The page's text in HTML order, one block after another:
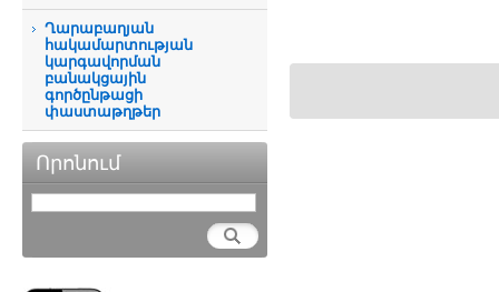
Ղարաբաղյան
հակամարտության
կարգավորման
բանակցային
գործընթացի
փաստաթղթեր
Որոնում